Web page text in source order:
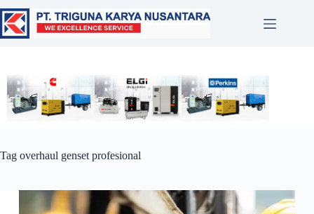
Tag overhaul genset profesional